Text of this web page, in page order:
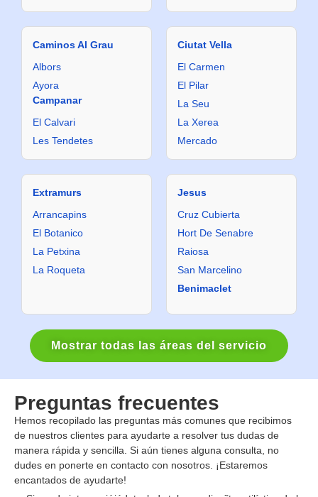
Caminos Al Grau
Albors
Ayora
Campanar
El Calvari
Les Tendetes
Ciutat Vella
El Carmen
El Pilar
La Seu
La Xerea
Mercado
Extramurs
Arrancapins
El Botanico
La Petxina
La Roqueta
Jesus
Cruz Cubierta
Hort De Senabre
Raiosa
San Marcelino
Benimaclet
Mostrar todas las áreas del servicio
Preguntas frecuentes
Hemos recopilado las preguntas más comunes que recibimos
de nuestros clientes para ayudarte a resolver tus dudas de
manera rápida y sencilla. Si aún tienes alguna consulta, no
dudes en ponerte en contacto con nosotros. ¡Estaremos
encantados de ayudarte!